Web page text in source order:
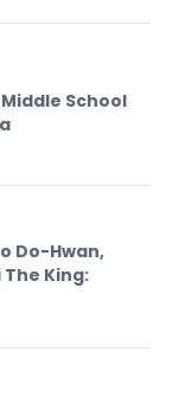
School
Do-Hwan,
King: